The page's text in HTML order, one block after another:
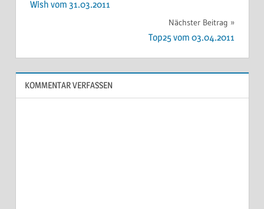
Wish vom 31.03.2011
Nächster Beitrag
Top25 vom 03.04.2011
KOMMENTAR VERFASSEN